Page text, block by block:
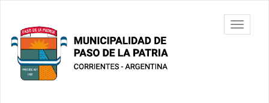
contenido
principal
Municipalidad
de Paso De
La Patria
barra